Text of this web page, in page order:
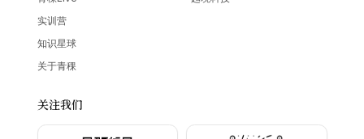
实训营
知识星球
关于青稞
关注我们